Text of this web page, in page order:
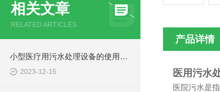
相关文章
RELATED ARTICLES
小型医疗用污水处理设备的使用注意事项
2023-12-15
产品详情
医用污水
医院污水是